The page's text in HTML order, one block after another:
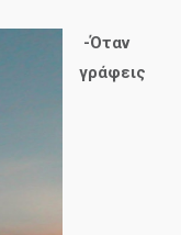
-Όταν
γράφεις